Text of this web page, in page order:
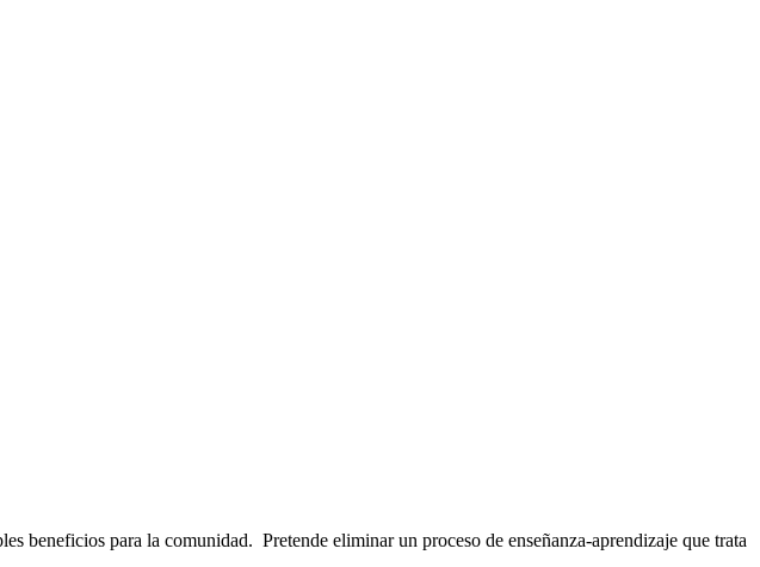
para la comunidad. Pretende eliminar un proceso de enseñanza-aprendizaje que trata